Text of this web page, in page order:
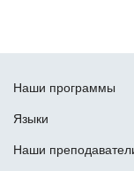
Наши программы
Языки
Наши